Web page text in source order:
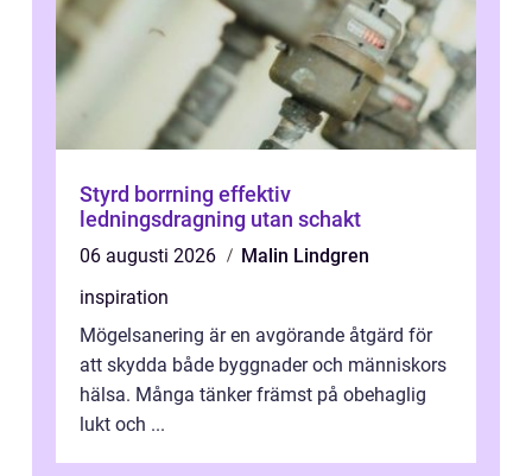
Styrd borrning effektiv
ledningsdragning utan schakt
06 augusti 2026
Malin Lindgren
inspiration
Mögelsanering är en avgörande åtgärd för
att skydda både byggnader och människors
hälsa. Många tänker främst på obehaglig
lukt och ...